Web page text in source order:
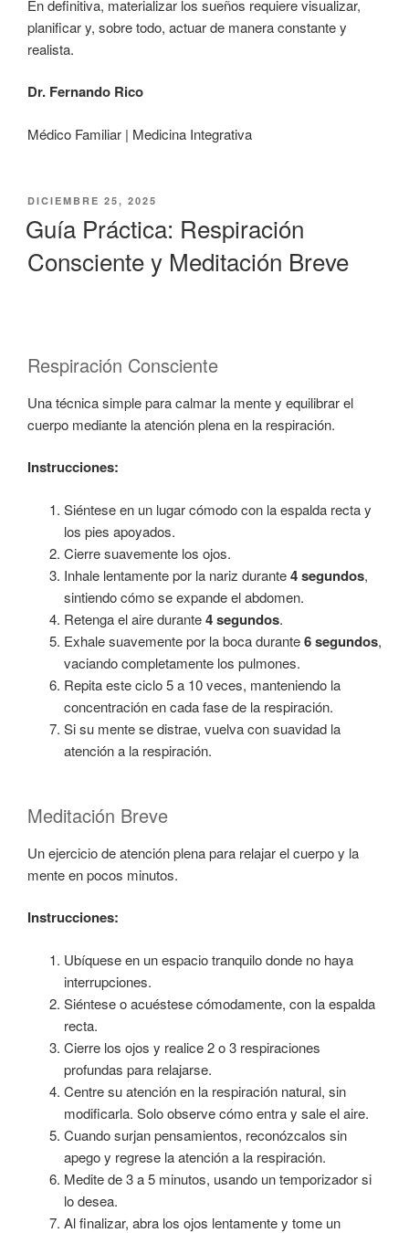
En definitiva, materializar los sueños requiere visualizar,
planificar y, sobre todo, actuar de manera constante y
realista.
Dr. Fernando Rico
Médico Familiar | Medicina Integrativa
PUBLICADO
DICIEMBRE 25, 2025
Guía Práctica: Respiración
Consciente y Meditación Breve
Respiración Consciente
Una técnica simple para calmar la mente y equilibrar el
cuerpo mediante la atención plena en la respiración.
Instrucciones:
Siéntese en un lugar cómodo con la espalda recta y
los pies apoyados.
Cierre suavemente los ojos.
Inhale lentamente por la nariz durante4 segundos,
sintiendo cómo se expande el abdomen.
Retenga el aire durante4 segundos.
Exhale suavemente por la boca durante6 segundos,
vaciando completamente los pulmones.
Repita este ciclo 5 a 10 veces, manteniendo la
concentración en cada fase de la respiración.
Si su mente se distrae, vuelva con suavidad la
atención a la respiración.
Meditación Breve
Un ejercicio de atención plena para relajar el cuerpo y la
mente en pocos minutos.
Instrucciones:
Ubíquese en un espacio tranquilo donde no haya
interrupciones.
Siéntese o acuéstese cómodamente, con la espalda
recta.
Cierre los ojos y realice 2 o 3 respiraciones
profundas para relajarse.
Centre su atención en la respiración natural, sin
modificarla. Solo observe cómo entra y sale el aire.
Cuando surjan pensamientos, reconózcalos sin
apego y regrese la atención a la respiración.
Medite de 3 a 5 minutos, usando un temporizador si
lo desea.
Al finalizar, abra los ojos lentamente y tome un